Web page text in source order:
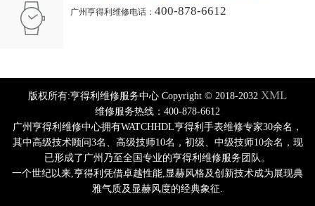
广州亨得利维修电话： 400-878-6612
版权所有:亨得利维修服务中心 Copyright © 2018-2032 XML
维修服务热线：400-878-6612
广州亨得利维修中心拥有WATCHHDL亨得利手表维修专家30余名，
其中高级技术顾问3名、高级技师10名，初级、中级技师10余名，现
已形成了广州乃至全国专业的亨得利维修服务团队。
一个世纪以来,亨得利凭借卓越性能,显赫风格及创新技术成为展现典
雅气质及显赫风度的经典象征.